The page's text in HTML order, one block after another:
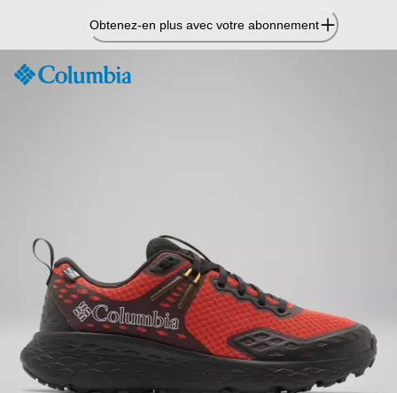
contenu
Obtenez-en plus avec votre abonnement